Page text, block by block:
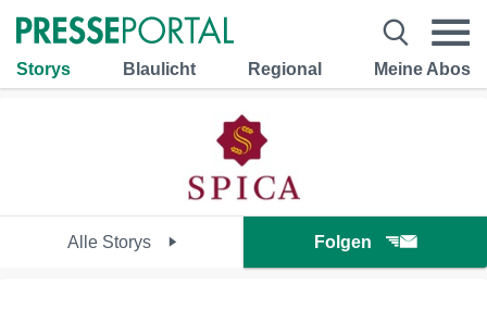
Storys Blaulicht Regional Meine Abos
Alle Storys Folgen